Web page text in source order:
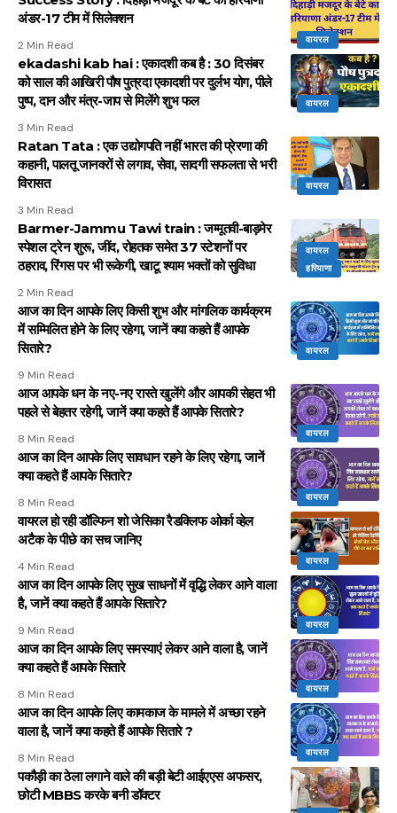
वायरल
अंडर-17 टीम में सिलेक्शन
2 Min Read
वायरल
ekadashi kab hai : एकादशी कब है : 30 दिसंबर
को साल की आखिरी पौष पुत्रदा एकादशी पर दुर्लभ योग, पीले
पुष्प, दान और मंत्र-जाप से मिलेंगे शुभ फल
3 Min Read
वायरल
Ratan Tata : एक उद्योगपति नहीं भारत की प्रेरणा की
कहानी, पालतू जानवरों से लगाव, सेवा, सादगी सफलता से भरी
विरासत
3 Min Read
वायरल
हरियाणा
Barmer-Jammu Tawi train : जम्मूतवी-बाड़मेर
स्पेशल ट्रेन शुरू, जींद, रोहतक समेत 37 स्टेशनों पर
ठहराव, रिंगस पर भी रूकेगी, खाटू श्याम भक्तों को सुविधा
2 Min Read
वायरल
आज का दिन आपके लिए किसी शुभ और मांगलिक कार्यक्रम
में सम्मिलित होने के लिए रहेगा, जानें क्या कहते हैं आपके
सितारे?
9 Min Read
वायरल
आज आपके धन के नए-नए रास्ते खुलेंगे और आपकी सेहत भी
पहले से बेहतर रहेगी, जानें क्या कहते हैं आपके सितारे?
8 Min Read
वायरल
आज का दिन आपके लिए सावधान रहने के लिए रहेगा, जानें
क्या कहते हैं आपके सितारे?
8 Min Read
वायरल
वायरल हो रही डॉल्फिन शो जेसिका रैडक्लिफ ओर्का व्हेल
अटैक के पीछे का सच जानिए
4 Min Read
वायरल
आज का दिन आपके लिए सुख साधनों में वृद्धि लेकर आने वाला
है, जानें क्या कहते हैं आपके सितारे?
9 Min Read
वायरल
आज का दिन आपके लिए समस्याएं लेकर आने वाला है, जानें
क्या कहते हैं आपके सितारे
8 Min Read
वायरल
आज का दिन आपके लिए कामकाज के मामले में अच्छा रहने
वाला है, जानें क्या कहते हैं आपके सितारे ?
8 Min Read
पकौड़ी का ठेला लगाने वाले की बड़ी बेटी आईएएस अफसर,
छोटी MBBS करके बनी डॉक्टर